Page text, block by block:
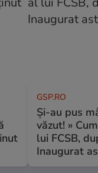
GSP.RO
Și-au pus
văzut! »
lui FCSB,
Inaugurat